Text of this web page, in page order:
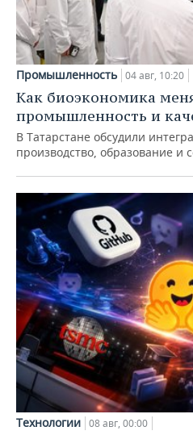
Промышленность 04 авг, 10:20
Как биоэкономика
промышленность и
В Татарстане обсудили
производство, образование и
Технологии 08 авг, 00:00